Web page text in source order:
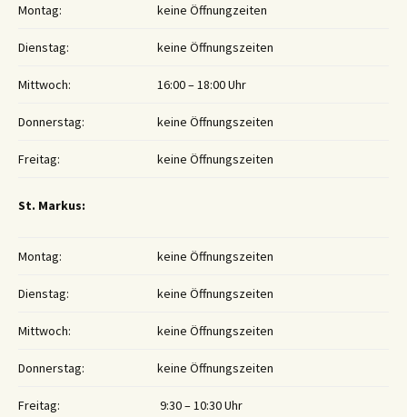
Montag: keine Öffnungzeiten
Dienstag: keine Öffnungszeiten
Mittwoch: 16:00 – 18:00 Uhr
Donnerstag: keine Öffnungszeiten
Freitag: keine Öffnungszeiten
St. Markus:
Montag: keine Öffnungszeiten
Dienstag: keine Öffnungszeiten
Mittwoch: keine Öffnungszeiten
Donnerstag: keine Öffnungszeiten
Freitag: 9:30 – 10:30 Uhr